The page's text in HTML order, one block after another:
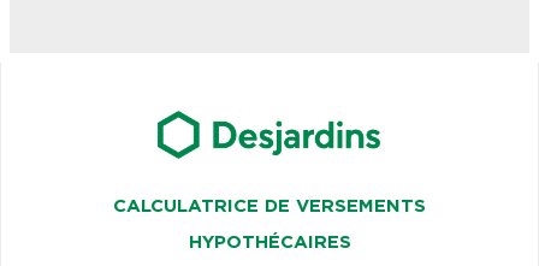
CALCULATRICE DE VERSEMENTS
HYPOTHÉCAIRES